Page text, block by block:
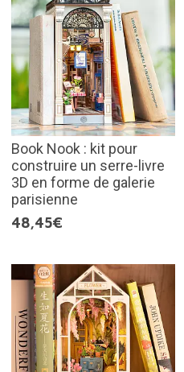
Book Nook : kit pour
construire un serre-livre
3D en forme de galerie
parisienne
48,45€